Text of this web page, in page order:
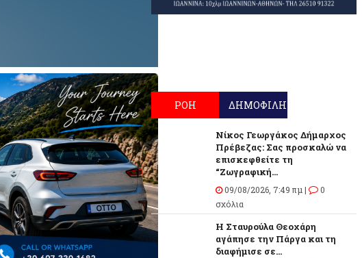
ΡΟΗ ΔΗΜΟΦΙΛΗ
Νίκος Γεωργάκος Δήμαρχος
Πρέβεζας: Σας προσκαλώ να
επισκεφθείτε τη
“Ζωγραφική...
09/08/2026, 7:49 πμ |
0
σχόλια
Η Σταυρούλα Θεοχάρη
αγάπησε την Πάργα και τη
διαφήμισε σε...